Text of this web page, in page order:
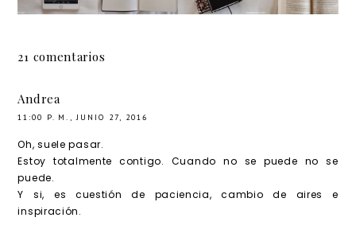
ComiXo
r
amo
enero
21 comentarios
Andrea
11:00 P. M., JUNIO 27, 2016
Oh, suele pasar.
Estoy totalmente contigo. Cuando no se puede no se
puede.
Y si, es cuestión de paciencia, cambio de aires e
inspiración.